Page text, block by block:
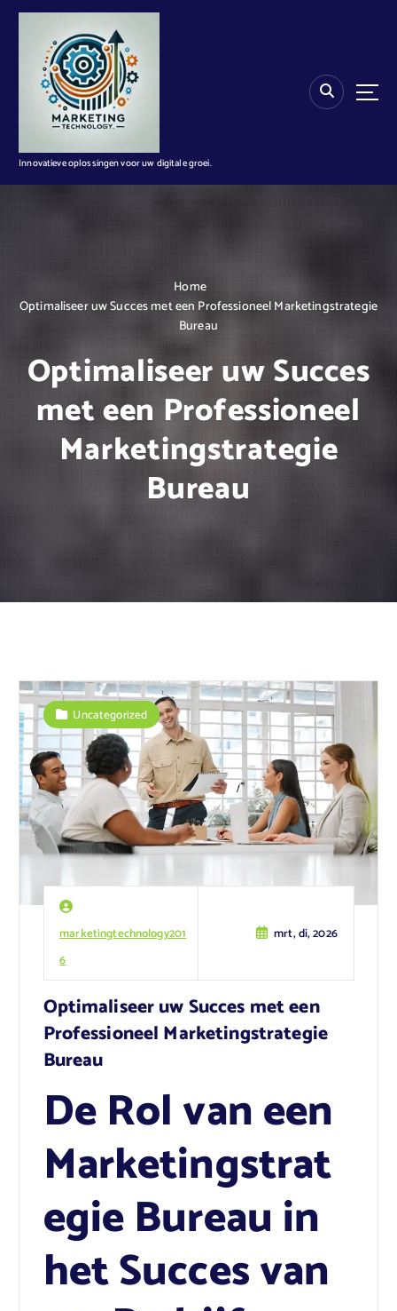
n
Innovatieve oplossingen voor uw digitale groei.
Home
Optimaliseer uw Succes met een Professioneel Marketingstrategie
Bureau
Optimaliseer uw Succes
met een Professioneel
Marketingstrategie
Bureau
marketingtechnology201
6
mrt, di, 2026
Uncategorized
Optimaliseer uw Succes met een
Professioneel Marketingstrategie
Bureau
De Rol van een
Marketingstrat
egie Bureau in
het Succes van